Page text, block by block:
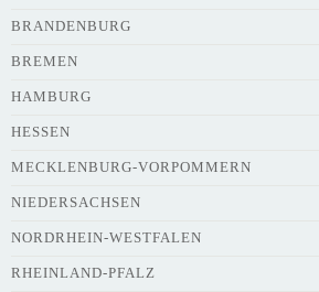
BRANDENBURG
BREMEN
HAMBURG
HESSEN
MECKLENBURG-VORPOMMERN
NIEDERSACHSEN
NORDRHEIN-WESTFALEN
RHEINLAND-PFALZ